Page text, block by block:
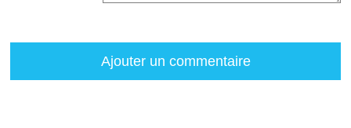
Ajouter un commentaire